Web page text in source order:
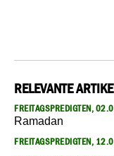
RELEVANTE
FREITAGSPREDIGTEN,
Ramadan
FREITAGSPREDIGTEN,